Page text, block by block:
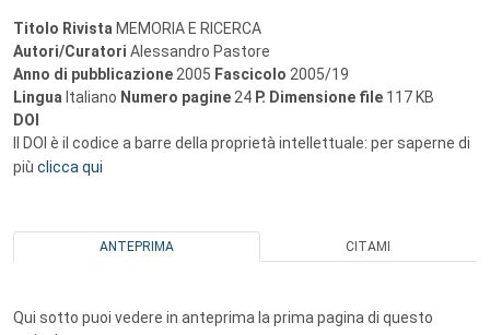
Titolo Rivista MEMORIA E RICERCA
Autori/Curatori Alessandro Pastore
Anno di pubblicazione 2005 Fascicolo 2005/19
Lingua Italiano Numero pagine 24 P. Dimensione file 117 KB
DOI
Il DOI è il codice a barre della proprietà intellettuale: per saperne di
più clicca qui
ANTEPRIMA CITAMI
Qui sotto puoi vedere in anteprima la prima pagina di questo